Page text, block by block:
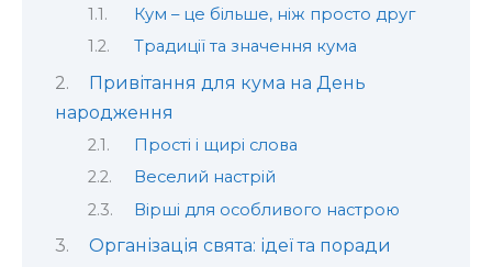
Кум – це більше, ніж просто друг
Традиції та значення кума
Привітання для кума на День
народження
Прості і щирі слова
Веселий настрій
Вірші для особливого настрою
Організація свята: ідеї та поради